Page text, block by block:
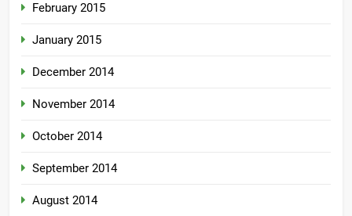
February 2015
January 2015
December 2014
November 2014
October 2014
September 2014
August 2014